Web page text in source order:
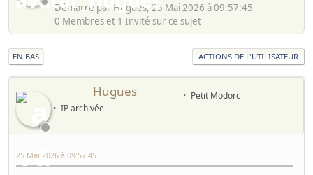
Démarré par Hugues, 25 Mai 2026 à 09:57:45
0 Membres et 1 Invité sur ce sujet
EN BAS ACTIONS DE L'UTILISATEUR
Hugues
Petit Modorc
IP archivée
25 Mai 2026 à 09:57:45